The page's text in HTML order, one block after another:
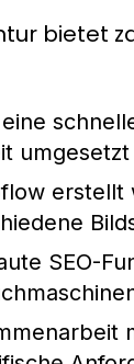
bietet
erstellt
SEO-